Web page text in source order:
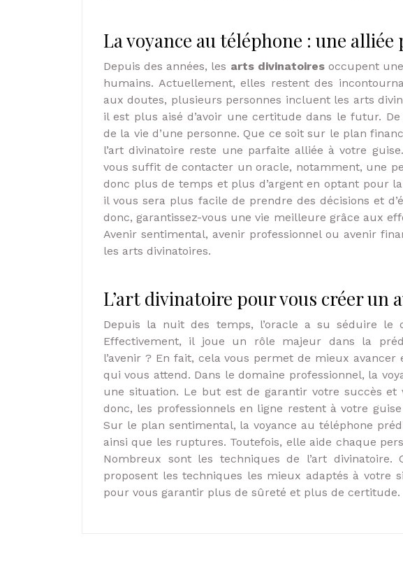
La voyance au téléphone : une
Depuis des années, les arts divinatoiresoccupent une
humains. Actuellement, elles restent des
aux doutes, plusieurs personnes incluent les arts
il est plus aisé d’avoir une certitude dans le futur.
de la vie d’une personne. Que ce soit sur le plan
l’art divinatoire reste une parfaite alliée à votre
vous suffit de contacter un oracle, notamment, une
donc plus de temps et plus d’argent en optant pour la
il vous sera plus facile de prendre des décisions et
donc, garantissez-vous une vie meilleure grâce aux
Avenir sentimental, avenir professionnel ou avenir
les arts divinatoires.
L’art divinatoire pour vous créer un
Depuis la nuit des temps, l’oracle a su séduire
Effectivement, il joue un rôle majeur dans la
l’avenir ? En fait, cela vous permet de mieux
qui vous attend. Dans le domaine professionnel, la
une situation. Le but est de garantir votre succès
donc, les professionnels en ligne restent à votre
Sur le plan sentimental, la voyance au téléphone
ainsi que les ruptures. Toutefois, elle aide chaque
Nombreux sont les techniques de l’art divinatoire.
proposent les techniques les mieux adaptés à votre
pour vous garantir plus de sûreté et plus de certitude.